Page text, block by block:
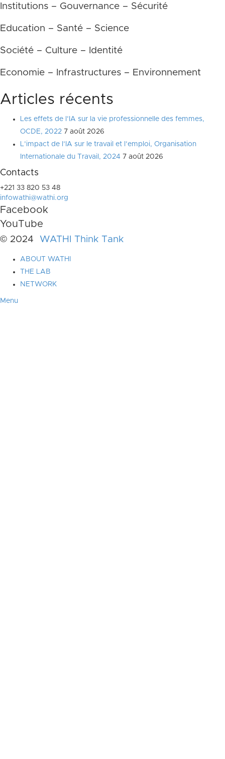
Institutions – Gouvernance – Sécurité
Education – Santé – Science
Société – Culture – Identité
Economie – Infrastructures – Environnement
Articles récents
Les effets de l’IA sur la vie professionnelle des femmes,
OCDE, 2022 7 août 2026
L’impact de l’IA sur le travail et l’emploi, Organisation
Internationale du Travail, 2024 7 août 2026
Contacts
+221 33 820 53 48
infowathi@wathi.org
Facebook
YouTube
© 2024 WATHI Think Tank
ABOUT WATHI
THE LAB
NETWORK
Menu